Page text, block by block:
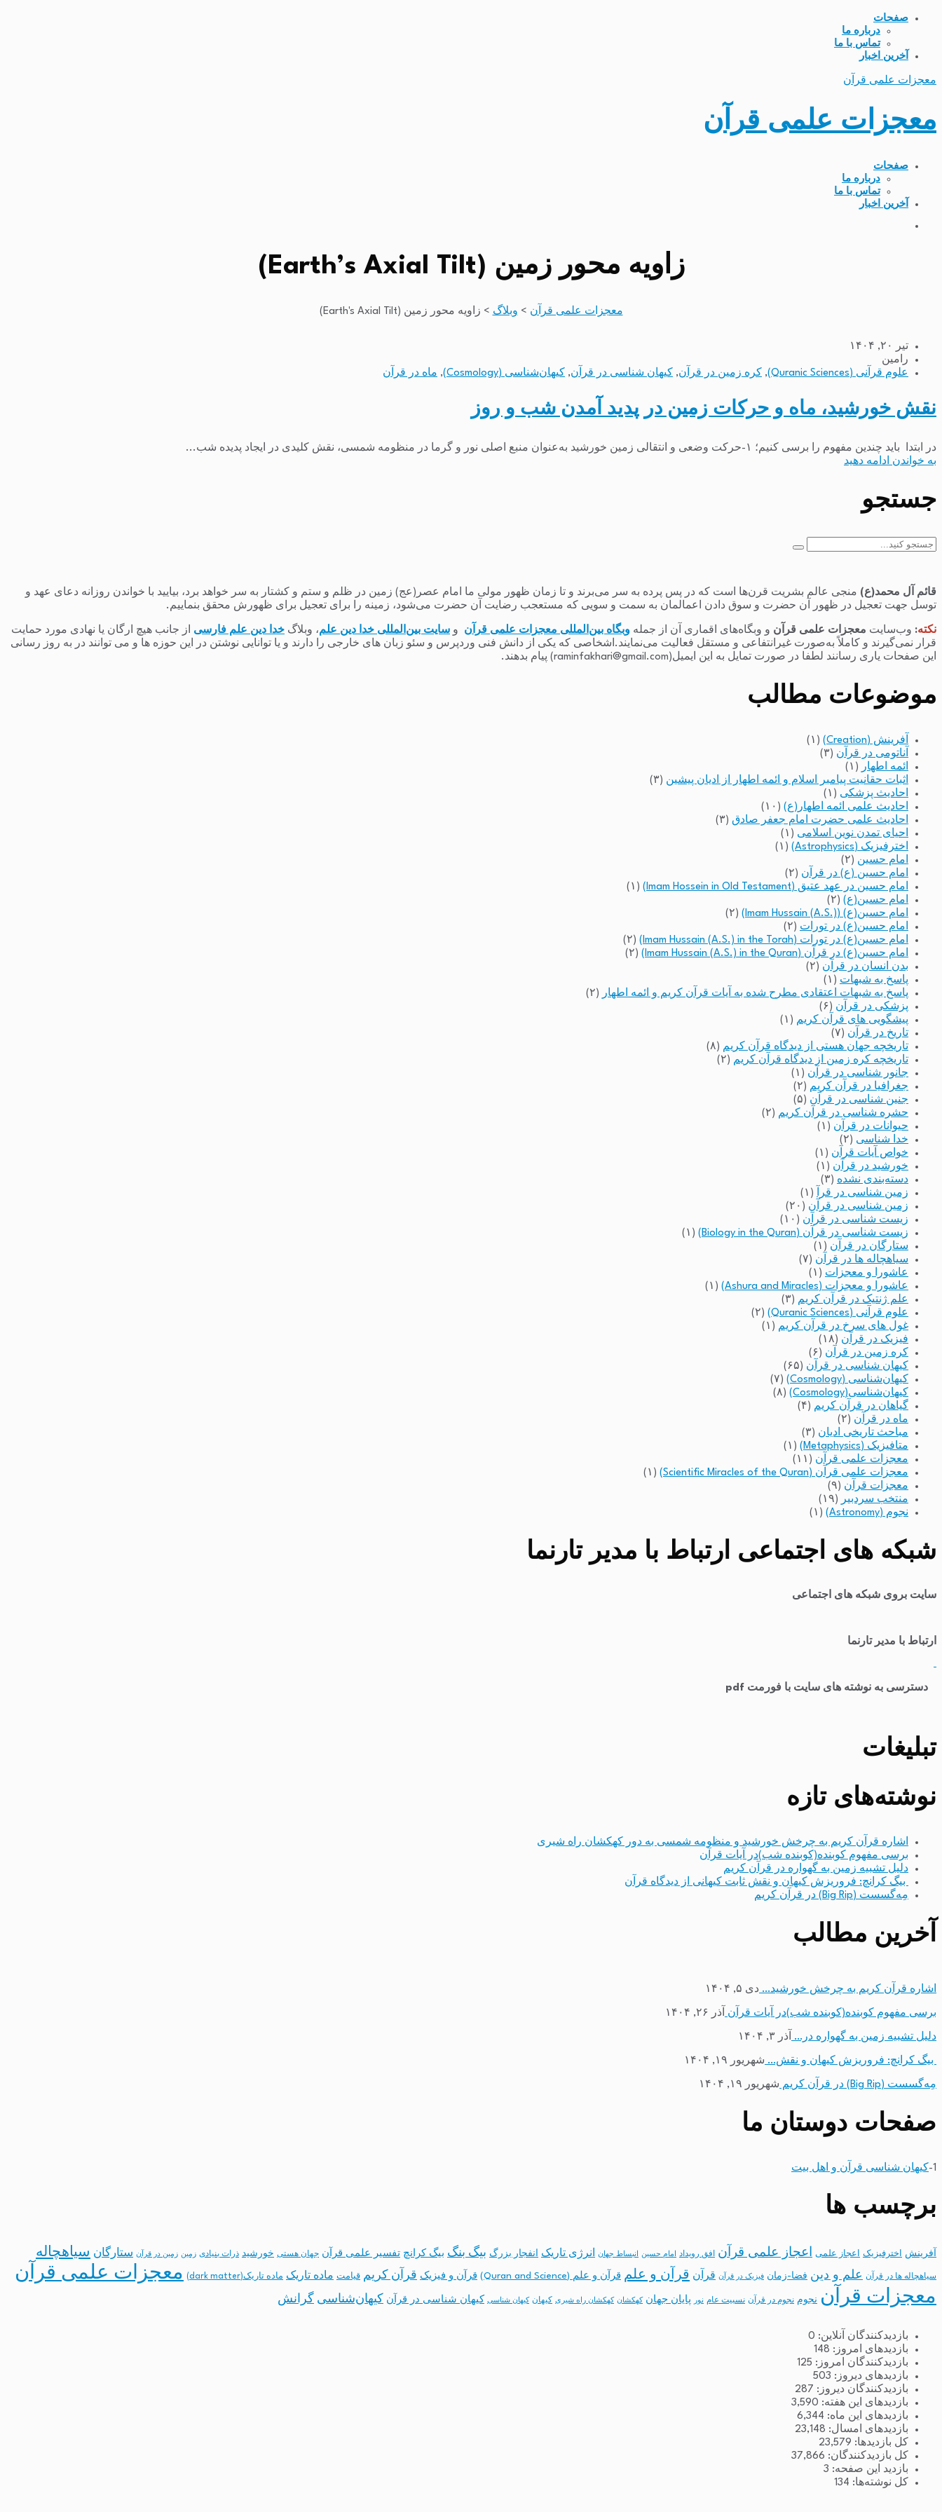
صفحات
درباره ما
تماس با ما
آخرین اخبار
معجزات علمی قرآن
معجزات علمی قرآن
صفحات
درباره ما
تماس با ما
آخرین اخبار
زاویه محور زمین (Earth’s Axial Tilt)
معجزات علمی قرآن > وبلاگ > زاویه محور زمین (Earth's Axial Tilt)
تیر ۲۰, ۱۴۰۴
رامین
علوم قرآنی (Quranic Sciences)
, کره زمین در قرآن, کیهان شناسی در قرآن, کیهان‌شناسی (Cosmology) , ماه در قرآن
نقش خورشید، ماه و حرکات زمین در پدید آمدن شب و روز
در ابتدا باید چندین مفهوم را برسی کنیم؛ ۱-حرکت وضعی و انتقالی زمین خورشید به‌عنوان منبع اصلی نور و گرما در منظومه شمسی، نقش کلیدی در ایجاد پدیده شب...
به خواندن ادامه دهید
جستجو
جستجو
قائم آل محمد(ع) منجی عالم بشریت قرن‌ها است که در پس پرده به سر می‌برند و تا زمان ظهور مولی ما امام عصر(عج) زمین در ظلم و ستم و کشتار به سر خواهد برد، بیایید با خواندن روزانه دعای عهد و
توسل جهت تعجیل در ظهور آن حضرت و سوق دادن اعمالمان به سمت و سویی که مستعجب رضایت آن حضرت می‌شود، زمینه را برای تعجیل برای ظهورش محقق بنماییم.
نکته: وب‌سایت معجزات علمی قرآن و وبگاه‌های اقماری آن از جمله وبگاه بین‌المللی معجزات علمی قرآن و سایت بین‌المللی خدا دین علم، وبلاگ خدا دین علم فارسی از جانب هیچ ارگان یا نهادی مورد حمایت
قرار نمی‌گیرند و کاملاً به‌صورت غیرانتفاعی و مستقل فعالیت می‌نمایند.اشخاصی که یکی از دانش فنی وردپرس و سئو زبان های خارجی را دارند و یا توانایی نوشتن در این حوزه ها و می توانند در به روز رسانی
این صفحات یاری رسانند لطفا در صورت تمایل به این ایمیل(raminfakhari@gmail.com) پیام بدهند.
موضوعات مطالب
آفرینش (Creation)
(۱)
آناتومی در قرآن (۳)
ائمه اطهار
(۱)
اثبات حقانیت پیامبر اسلام و ائمه اطهار از ادیان پیشین (۳)
احادیث پزشکی (۱)
احادیث علمی ائمه اطهار(ع) (۱۰)
احادیث علمی حضرت امام جعفر صادق (۳)
احیای تمدن نوین اسلامی (۱)
اخترفیزیک (Astrophysics)
(۱)
امام حسین (۲)
امام حسین (ع) در قرآن (۲)
امام حسین در عهد عتیق (Imam Hossein in Old Testament)
(۱)
امام حسین(ع) (۲)
امام حسین(ع) (Imam Hussain (A.S.))
(۲)
امام حسین(ع) در تورات (۲)
امام حسین(ع) در تورات (Imam Hussain (A.S.) in the Torah)
(۲)
امام حسین(ع) در قرآن (Imam Hussain (A.S.) in the Quran)
(۲)
بدن انسان در قرآن (۲)
پاسخ به شبهات (۱)
پاسخ به شبهات اعتقادی مطرح شده به آیات قرآن کریم و ائمه اطهار
(۲)
پزشکی در قرآن (۶)
پیشگویی های قرآن کریم (۱)
تاریخ در قرآن (۷)
تاریخچه جهان هستی از دیدگاه قرآن کریم (۸)
تاریخچه کره زمین از دیدگاه قرآن کریم (۲)
جانور شناسی در قرآن (۱)
جغرافیا در قرآن کریم (۲)
جنین شناسی در قرآن (۵)
حشره شناسی در قرآن کریم (۲)
حیوانات در قرآن (۱)
خدا شناسی (۲)
خواص آیات قرآن (۱)
خورشید در قرآن (۱)
دسته‌بندی نشده (۳)
زمین شناسی در قرآ
(۱)
زمین شناسی در قرآن (۲۰)
زیست شناسی در قرآن (۱۰)
زیست شناسی در قرآن (Biology in the Quran)
(۱)
ستارگان در قرآن (۱)
سیاهچاله ها در قرآن (۷)
عاشورا و معجزات (۱)
عاشورا و معجزات (Ashura and Miracles)
(۱)
علم ژنتیک در قرآن کریم (۳)
علوم قرآنی (Quranic Sciences)
(۲)
غول های سرخ در قرآن کریم (۱)
فیزیک در قرآن (۱۸)
کره زمین در قرآن (۶)
کیهان شناسی در قرآن (۶۵)
کیهان‌شناسی (Cosmology)
(۷)
کیهان‌شناسی(Cosmology)
(۸)
گیاهان در قرآن کریم (۴)
ماه در قرآن (۲)
مباحث تاریخی ادیان (۳)
متافیزیک (Metaphysics)
(۱)
معجزات علمی قرآن (۱۱)
معجزات علمی قرآن (Scientific Miracles of the Quran)
(۱)
معجزات قرآن (۹)
منتخب سردبیر
(۱۹)
نجوم (Astronomy)
(۱)
شبکه های اجتماعی ارتباط با مدیر تارنما
سایت بروی شبکه های اجتماعی
ارتباط با مدیر تارنما
دسترسی به نوشته های سایت با فورمت pdf
تبلیغات
نوشته‌های تازه
اشاره قرآن کریم به چرخش خورشید و منظومه شمسی به دور کهکشان راه شیری
برسی مفهوم کوبنده(کوبنده شب)در آیات قرآن
دلیل تشبیه زمین به گهواره در قرآن کریم
بیگ کرانچ: فروریزش کیهان و نقش ثابت کیهانی از دیدگاه قرآن
مِه‌گسست (Big Rip) در قرآن کریم
آخرین مطالب
اشاره قرآن کریم به چرخش خورشید… دی ۵, ۱۴۰۴
برسی مفهوم کوبنده(کوبنده شب)در آیات قرآن آذر ۲۶, ۱۴۰۴
دلیل تشبیه زمین به گهواره در… آذر ۳, ۱۴۰۴
بیگ کرانچ: فروریزش کیهان و نقش… شهریور ۱۹, ۱۴۰۴
مِه‌گسست (Big Rip) در قرآن کریم شهریور ۱۹, ۱۴۰۴
صفحات دوستان ما
1- کیهان شناسی قرآن و اهل بیت
برچسب ها
آفرینش اخترفیزیک اعجاز علمی اعجاز علمی قرآن افق رویداد امام حسین انبساط جهان انرژی تاریک انفجار بزرگ بیگ بنگ بیگ کرانچ تفسیر علمی قرآن جهان هستی خورشید ذرات بنیادی زمین زمین در قرآن ستارگان سیاهچاله
سیاهچاله ها در قرآن علم و دین فضا-زمان فیزیک در قرآن قرآن قرآن و علم قرآن و علم (Quran and Science) قرآن و فیزیک قرآن کریم قیامت ماده تاریک ماده تاریک(dark matter) معجزات علمی قرآن
معجزات قرآن نجوم نجوم در قرآن نسبیت عام نور پایان جهان کهکشان کهکشان راه شیری کیهان کیهان شناسی کیهان شناسی در قرآن کیهان‌شناسی گرانش
بازدیدکنندگان آنلاین: 0
بازدیدهای امروز: 148
بازدیدکنندگان امروز: 125
بازدیدهای دیروز: 503
بازدیدکنندگان دیروز: 287
بازدیدهای این هفته: 3,590
بازدیدهای این ماه: 6,344
بازدیدهای امسال: 23,148
کل بازدیدها: 23,579
کل بازدیدکنند‌گان: 37,866
بازدید این صفحه: 3
کل نوشته‌ها: 134